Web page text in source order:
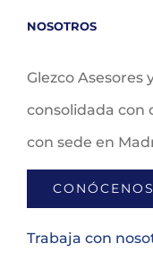
NOSOTROS
Glezco Asesores
consolidada con
con sede en
CONÓCENOS
Trabaja con